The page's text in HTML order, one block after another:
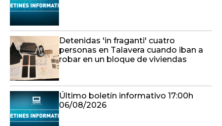
Detenidas 'in fraganti' cuatro
personas en Talavera cuando iban a
robar en un bloque de viviendas
Último boletín informativo 17:00h
06/08/2026